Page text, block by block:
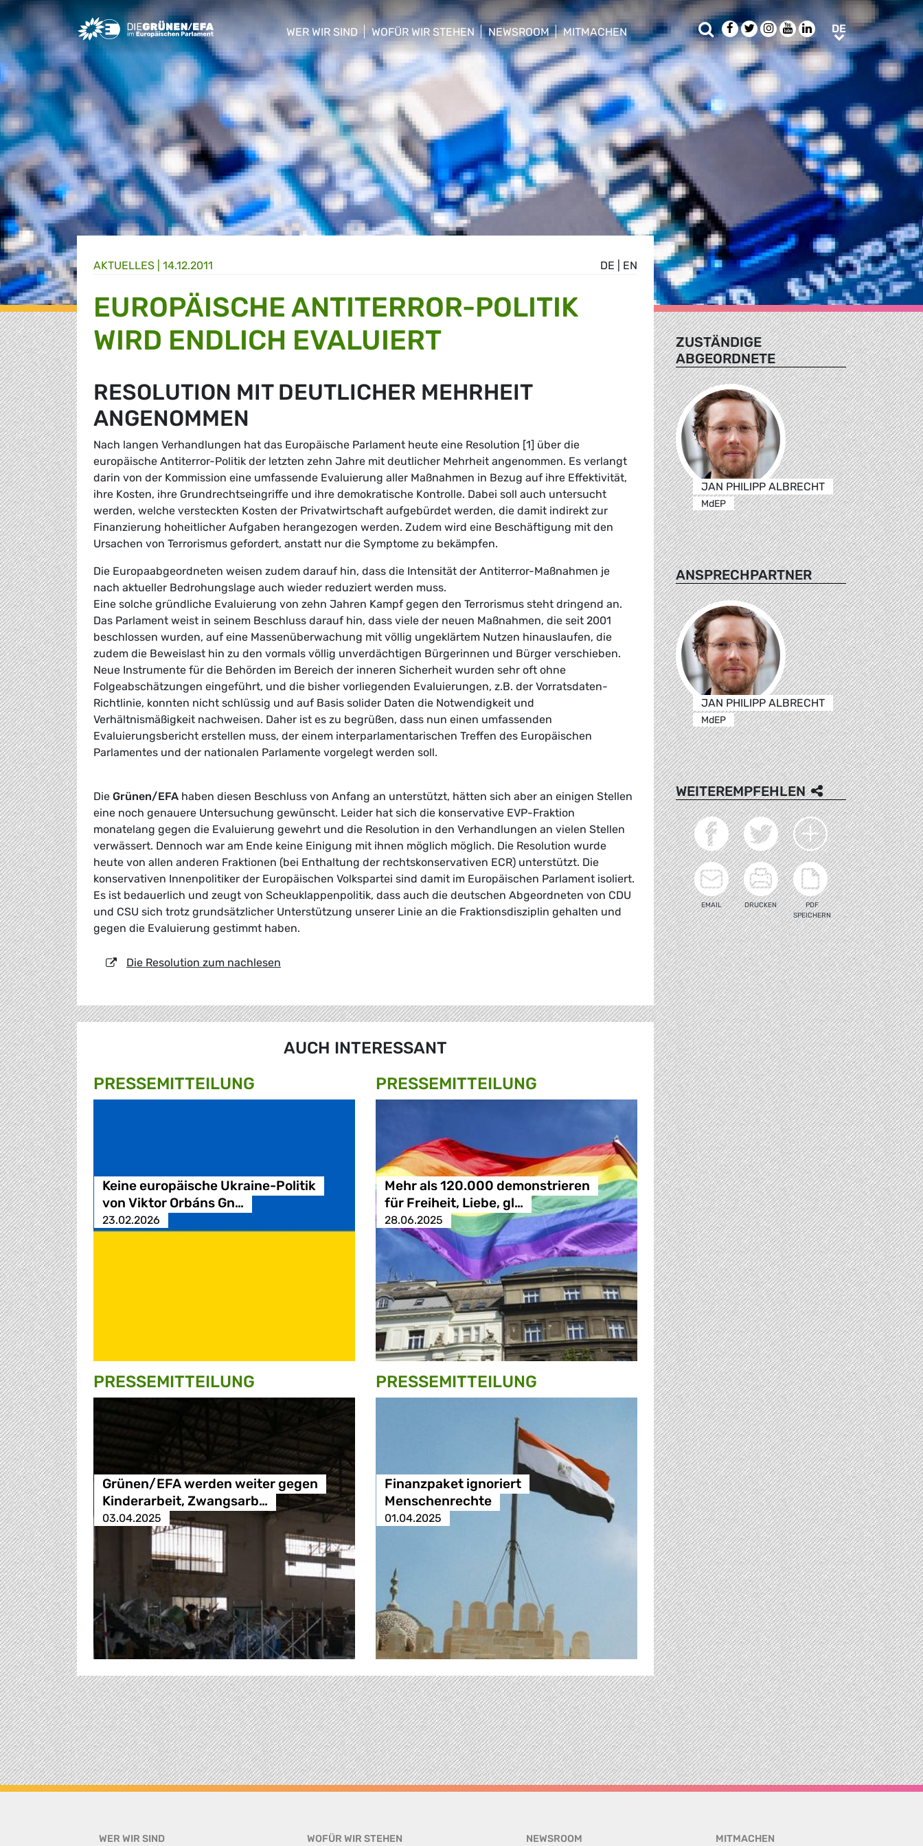
Greens/EFA Home
WER WIR SIND
show/hide sub menu
WOFÜR WIR STEHEN
show/hide sub menu
NEWSROOM
show/hide sub menu
MITMACHEN
show/hide sub menu
SucheFacebook
TwitterInstagram
YoutubeLinkedIn
DEDE
DE EN
AKTUELLES | 14.12.2011
EUROPÄISCHE ANTITERROR-POLITIK
WIRD ENDLICH EVALUIERT
RESOLUTION MIT DEUTLICHER MEHRHEIT
ANGENOMMEN
Nach langen Verhandlungen hat das Europäische Parlament heute eine Resolution [1] über die
europäische Antiterror-Politik der letzten zehn Jahre mit deutlicher Mehrheit angenommen. Es verlangt
darin von der Kommission eine umfassende Evaluierung aller Maßnahmen in Bezug auf ihre Effektivität,
ihre Kosten, ihre Grundrechtseingriffe und ihre demokratische Kontrolle. Dabei soll auch untersucht
werden, welche versteckten Kosten der Privatwirtschaft aufgebürdet werden, die damit indirekt zur
Finanzierung hoheitlicher Aufgaben herangezogen werden. Zudem wird eine Beschäftigung mit den
Ursachen von Terrorismus gefordert, anstatt nur die Symptome zu bekämpfen.
Die Europaabgeordneten weisen zudem darauf hin, dass die Intensität der Antiterror-Maßnahmen je
nach aktueller Bedrohungslage auch wieder reduziert werden muss.
Eine solche gründliche Evaluierung von zehn Jahren Kampf gegen den Terrorismus steht dringend an.
Das Parlament weist in seinem Beschluss darauf hin, dass viele der neuen Maßnahmen, die seit 2001
beschlossen wurden, auf eine Massenüberwachung mit völlig ungeklärtem Nutzen hinauslaufen, die
zudem die Beweislast hin zu den vormals völlig unverdächtigen Bürgerinnen und Bürger verschieben.
Neue Instrumente für die Behörden im Bereich der inneren Sicherheit wurden sehr oft ohne
Folgeabschätzungen eingeführt, und die bisher vorliegenden Evaluierungen, z.B. der Vorratsdaten-
Richtlinie, konnten nicht schlüssig und auf Basis solider Daten die Notwendigkeit und
Verhältnismäßigkeit nachweisen. Daher ist es zu begrüßen, dass nun einen umfassenden
Evaluierungsbericht erstellen muss, der einem interparlamentarischen Treffen des Europäischen
Parlamentes und der nationalen Parlamente vorgelegt werden soll.
Die Grünen/EFA haben diesen Beschluss von Anfang an unterstützt, hätten sich aber an einigen Stellen
eine noch genauere Untersuchung gewünscht. Leider hat sich die konservative EVP-Fraktion
monatelang gegen die Evaluierung gewehrt und die Resolution in den Verhandlungen an vielen Stellen
verwässert. Dennoch war am Ende keine Einigung mit ihnen möglich möglich. Die Resolution wurde
heute von allen anderen Fraktionen (bei Enthaltung der rechtskonservativen ECR) unterstützt. Die
konservativen Innenpolitiker der Europäischen Volkspartei sind damit im Europäischen Parlament isoliert.
Es ist bedauerlich und zeugt von Scheuklappenpolitik, dass auch die deutschen Abgeordneten von CDU
und CSU sich trotz grundsätzlicher Unterstützung unserer Linie an die Fraktionsdisziplin gehalten und
gegen die Evaluierung gestimmt haben.
Die Resolution zum nachlesen
AUCH INTERESSANT
PRESSE­MITTEILUNG
Keine europäische Ukraine-Politik
von Viktor Orbáns Gn…
23.02.2026
PRESSE­MITTEILUNG
Mehr als 120.000 demonstrieren
für Freiheit, Liebe, gl…
28.06.2025
PRESSE­MITTEILUNG
Grünen/EFA werden weiter gegen
Kinderarbeit, Zwangsarb…
03.04.2025
PRESSE­MITTEILUNG
Finanzpaket ignoriert
Menschenrechte
01.04.2025
ZUSTÄNDIGE
ABGEORDNETE
JAN PHILIPP ALBRECHT
MdEP
ANSPRECHPARTNER
JAN PHILIPP ALBRECHT
MdEP
WEITEREMPFEHLEN
EMAIL DRUCKEN
PDF
SPEICHERN
WER WIR SIND WOFÜR WIR STEHEN NEWSROOM MITMACHEN